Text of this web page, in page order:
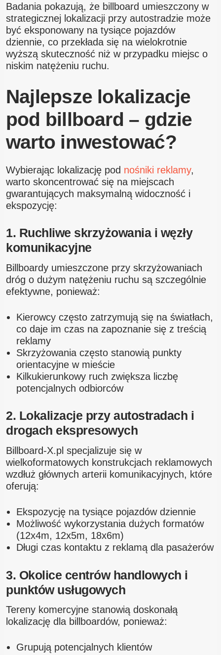
Badania pokazują, że billboard umieszczony w
strategicznej lokalizacji przy autostradzie może
być eksponowany na tysiące pojazdów
dziennie, co przekłada się na wielokrotnie
wyższą skuteczność niż w przypadku miejsc o
niskim natężeniu ruchu.
Najlepsze lokalizacje
pod billboard – gdzie
warto inwestować?
Wybierając lokalizację pod nośniki reklamy,
warto skoncentrować się na miejscach
gwarantujących maksymalną widoczność i
ekspozycję:
1. Ruchliwe skrzyżowania i węzły
komunikacyjne
Billboardy umieszczone przy skrzyżowaniach
dróg o dużym natężeniu ruchu są szczególnie
efektywne, ponieważ:
Kierowcy często zatrzymują się na światłach,
co daje im czas na zapoznanie się z treścią
reklamy
Skrzyżowania często stanowią punkty
orientacyjne w mieście
Kilkukierunkowy ruch zwiększa liczbę
potencjalnych odbiorców
2. Lokalizacje przy autostradach i
drogach ekspresowych
Billboard-X.pl specjalizuje się w
wielkoformatowych konstrukcjach reklamowych
wzdłuż głównych arterii komunikacyjnych, które
oferują:
Ekspozycję na tysiące pojazdów dziennie
Możliwość wykorzystania dużych formatów
(12x4m, 12x5m, 18x6m)
Długi czas kontaktu z reklamą dla pasażerów
3. Okolice centrów handlowych i
punktów usługowych
Tereny komercyjne stanowią doskonałą
lokalizację dla billboardów, ponieważ:
Grupują potencjalnych klientów